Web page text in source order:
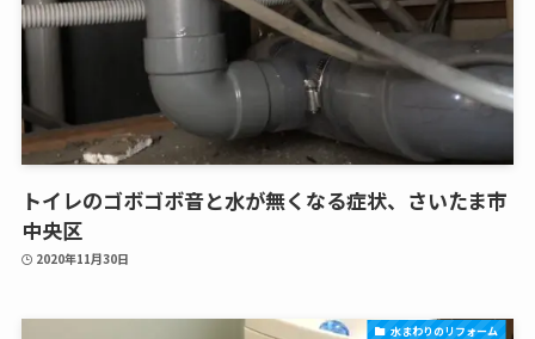
トイレのゴボゴボ音と水が無くなる症状、さいたま市
中央区
2020年11月30日
水まわりのリフォーム